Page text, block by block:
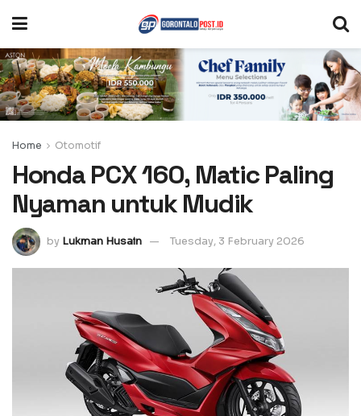
Home Otomotif
Honda PCX 160, Matic Paling
Nyaman untuk Mudik
by Lukman Husain Tuesday, 3 February 2026